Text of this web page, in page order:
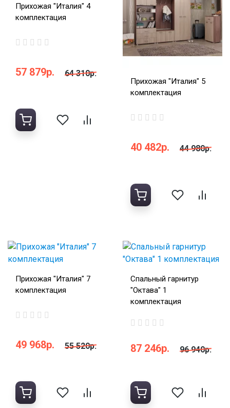
Прихожая "Италия" 4
комплектация
57 879р. 64 310р.
Прихожая "Италия" 5
комплектация
40 482р. 44 980р.
Прихожая "Италия" 7
комплектация
49 968р. 55 520р.
Спальный гарнитур
"Октава" 1
комплектация
87 246р. 96 940р.